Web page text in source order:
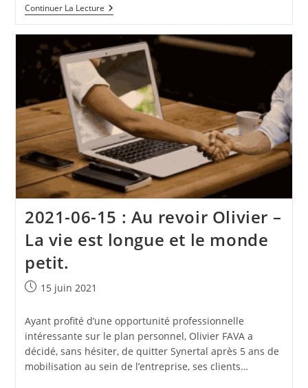
Continuer La Lecture2021-
06-
Formation
Sur
Le
RGPD
Assuré
Par
Synertal
–
Devenez
Délégué
À
La
Protection
Des
2021-06-15 : Au revoir Olivier –
La vie est longue et le monde
petit.
Publication
15 juin 2021
Ayant profité d’une opportunité professionnelle
intéressante sur le plan personnel, Olivier FAVA a
décidé, sans hésiter, de quitter Synertal après 5 ans de
mobilisation au sein de l’entreprise, ses clients…